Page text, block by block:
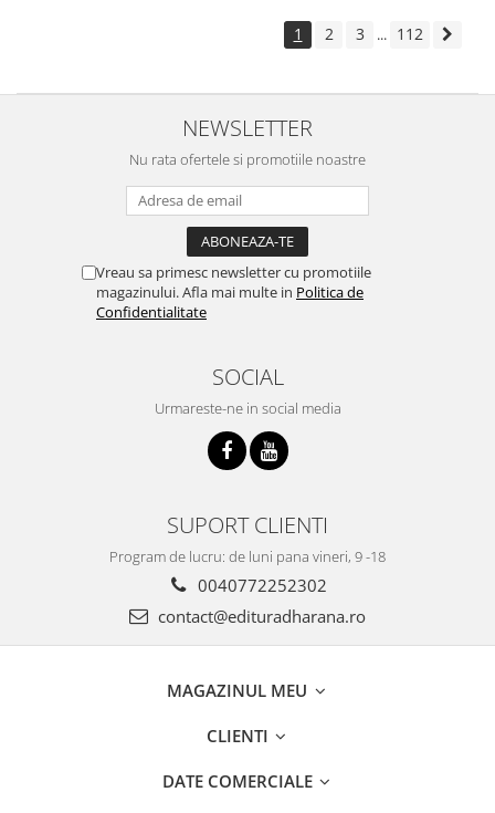
1 2 3 ... 112
NEWSLETTER
Nu rata ofertele si promotiile noastre
Vreau sa primesc newsletter cu promotiile
magazinului. Afla mai multe in Politica de
Confidentialitate
SOCIAL
Urmareste-ne in social media
SUPORT CLIENTI
Program de lucru: de luni pana vineri, 9 -18
0040772252302
contact@edituradharana.ro
MAGAZINUL MEU
CLIENTI
DATE COMERCIALE